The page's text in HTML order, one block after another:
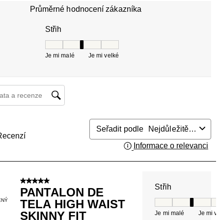
Průměrné hodnocení zákazníka
Střih
Je mi malé Je mi velké
a recenzí – oblast vyhledávání
Seřadit podle
Nejdůležitější
Informace o relevanci
5 z 5 hvězdiček.
PANTALON DE
TELA HIGH WAIST
SKINNY FIT
Střih
Je mi malé Je mi